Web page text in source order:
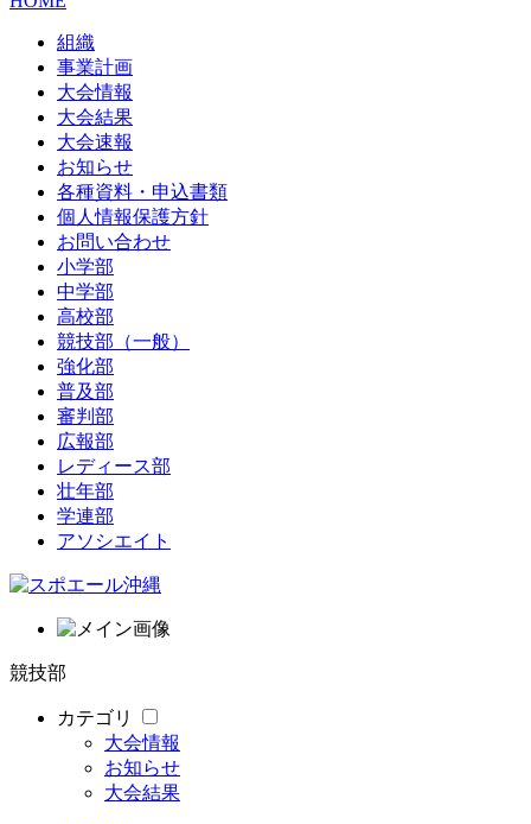
組織
事業計画
大会情報
大会結果
大会速報
お知らせ
各種資料・申込書類
個人情報保護方針
お問い合わせ
小学部
中学部
高校部
競技部（一般）
強化部
普及部
審判部
広報部
レディース部
壮年部
学連部
アソシエイト
競技部
カテゴリ
大会情報
お知らせ
大会結果